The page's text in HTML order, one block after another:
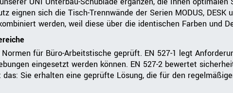
eignen sich die Tisch-Trennwände der Serien MODUS,
werden, weil diese über die identischen Farben und
für Büro-Arbeitstische geprüft. EN 527-1 legt
eingesetzt werden können. EN 527-2 bewertet
Sie erhalten eine geprüfte Lösung, die für den